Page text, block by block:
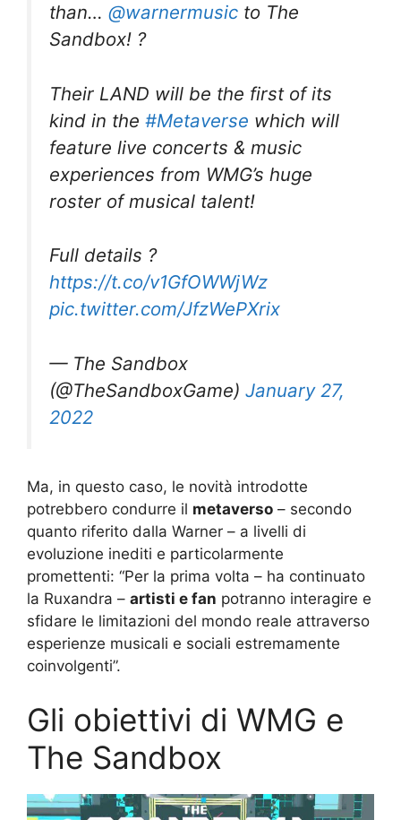
than… @warnermusic to The
Sandbox! ?
Their LAND will be the first of its
kind in the #Metaverse which will
feature live concerts & music
experiences from WMG’s huge
roster of musical talent!
Full details ?
https://t.co/v1GfOWWjWz
pic.twitter.com/JfzWePXrix
— The Sandbox
(@TheSandboxGame) January 27,
2022
Ma, in questo caso, le novità introdotte
potrebbero condurre il metaverso – secondo
quanto riferito dalla Warner – a livelli di
evoluzione inediti e particolarmente
promettenti: “Per la prima volta – ha continuato
la Ruxandra – artisti e fan potranno interagire e
sfidare le limitazioni del mondo reale attraverso
esperienze musicali e sociali estremamente
coinvolgenti”.
Gli obiettivi di WMG e
The Sandbox